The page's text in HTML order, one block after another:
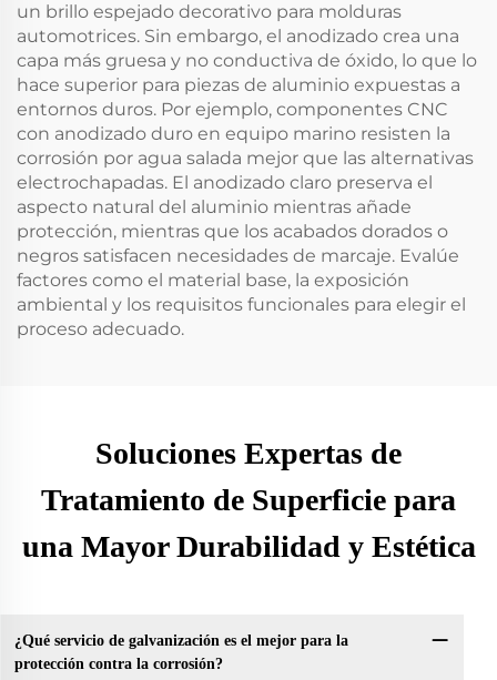
un brillo espejado decorativo para molduras
automotrices. Sin embargo, el anodizado crea una
capa más gruesa y no conductiva de óxido, lo que lo
hace superior para piezas de aluminio expuestas a
entornos duros. Por ejemplo, componentes CNC
con anodizado duro en equipo marino resisten la
corrosión por agua salada mejor que las alternativas
electrochapadas. El anodizado claro preserva el
aspecto natural del aluminio mientras añade
protección, mientras que los acabados dorados o
negros satisfacen necesidades de marcaje. Evalúe
factores como el material base, la exposición
ambiental y los requisitos funcionales para elegir el
proceso adecuado.
Soluciones Expertas de
Tratamiento de Superficie para
una Mayor Durabilidad y Estética
¿Qué servicio de galvanización es el mejor para la
protección contra la corrosión?